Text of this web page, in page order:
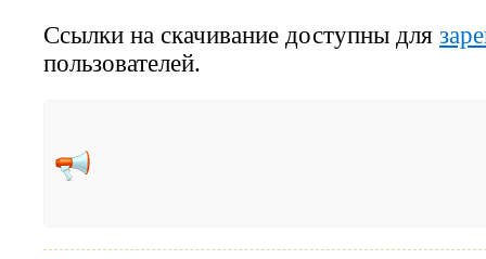
Ссылки на скачивание доступны для
пользователей.